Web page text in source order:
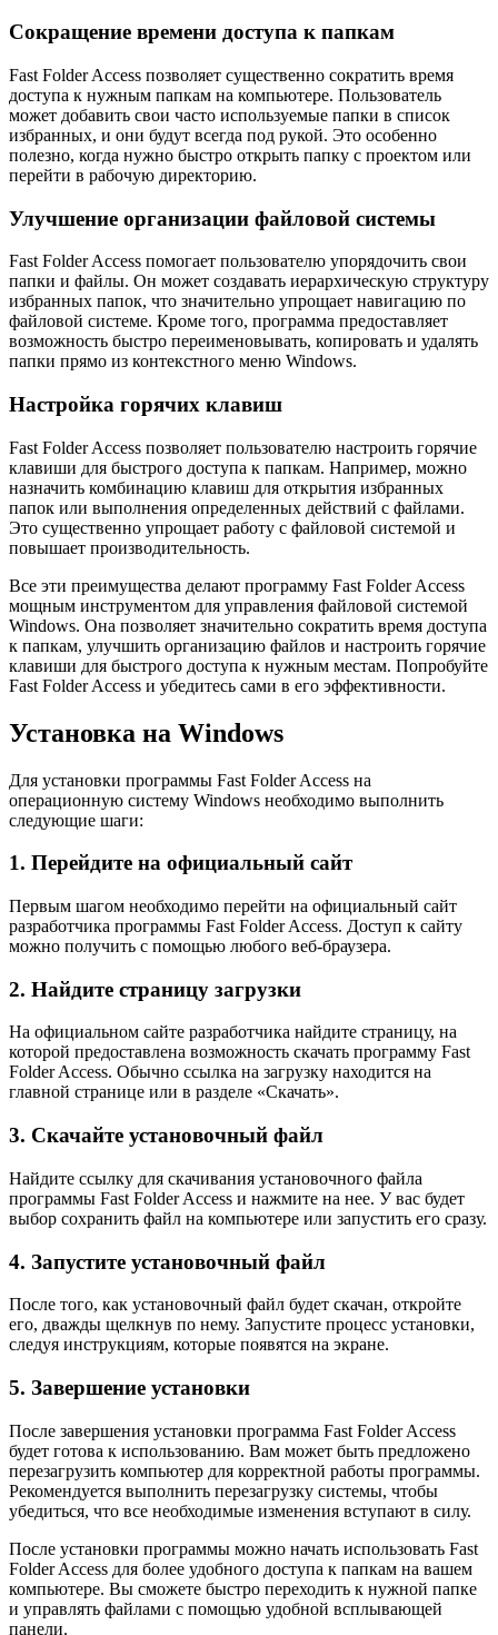
Сокращение времени доступа к папкам
Fast Folder Access позволяет существенно сократить время
доступа к нужным папкам на компьютере. Пользователь
может добавить свои часто используемые папки в список
избранных, и они будут всегда под рукой. Это особенно
полезно, когда нужно быстро открыть папку с проектом или
перейти в рабочую директорию.
Улучшение организации файловой системы
Fast Folder Access помогает пользователю упорядочить свои
папки и файлы. Он может создавать иерархическую структуру
избранных папок, что значительно упрощает навигацию по
файловой системе. Кроме того, программа предоставляет
возможность быстро переименовывать, копировать и удалять
папки прямо из контекстного меню Windows.
Настройка горячих клавиш
Fast Folder Access позволяет пользователю настроить горячие
клавиши для быстрого доступа к папкам. Например, можно
назначить комбинацию клавиш для открытия избранных
папок или выполнения определенных действий с файлами.
Это существенно упрощает работу с файловой системой и
повышает производительность.
Все эти преимущества делают программу Fast Folder Access
мощным инструментом для управления файловой системой
Windows. Она позволяет значительно сократить время доступа
к папкам, улучшить организацию файлов и настроить горячие
клавиши для быстрого доступа к нужным местам. Попробуйте
Fast Folder Access и убедитесь сами в его эффективности.
Установка на Windows
Для установки программы Fast Folder Access на
операционную систему Windows необходимо выполнить
следующие шаги:
1. Перейдите на официальный сайт
Первым шагом необходимо перейти на официальный сайт
разработчика программы Fast Folder Access. Доступ к сайту
можно получить с помощью любого веб-браузера.
2. Найдите страницу загрузки
На официальном сайте разработчика найдите страницу, на
которой предоставлена возможность скачать программу Fast
Folder Access. Обычно ссылка на загрузку находится на
главной странице или в разделе «Скачать».
3. Скачайте установочный файл
Найдите ссылку для скачивания установочного файла
программы Fast Folder Access и нажмите на нее. У вас будет
выбор сохранить файл на компьютере или запустить его сразу.
4. Запустите установочный файл
После того, как установочный файл будет скачан, откройте
его, дважды щелкнув по нему. Запустите процесс установки,
следуя инструкциям, которые появятся на экране.
5. Завершение установки
После завершения установки программа Fast Folder Access
будет готова к использованию. Вам может быть предложено
перезагрузить компьютер для корректной работы программы.
Рекомендуется выполнить перезагрузку системы, чтобы
убедиться, что все необходимые изменения вступают в силу.
После установки программы можно начать использовать Fast
Folder Access для более удобного доступа к папкам на вашем
компьютере. Вы сможете быстро переходить к нужной папке
и управлять файлами с помощью удобной всплывающей
панели.